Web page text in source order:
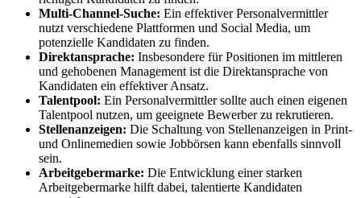
Multi-Channel-Suche: Ein effektiver Personalvermittler
nutzt verschiedene Plattformen und Social Media, um
potenzielle Kandidaten zu finden.
Direktansprache: Insbesondere für Positionen im mittleren
und gehobenen Management ist die Direktansprache von
Kandidaten ein effektiver Ansatz.
Talentpool: Ein Personalvermittler sollte auch einen eigenen
Talentpool nutzen, um geeignete Bewerber zu rekrutieren.
Stellenanzeigen: Die Schaltung von Stellenanzeigen in Print-
und Onlinemedien sowie Jobbörsen kann ebenfalls sinnvoll
sein.
Arbeitgebermarke: Die Entwicklung einer starken
Arbeitgebermarke hilft dabei, talentierte Kandidaten